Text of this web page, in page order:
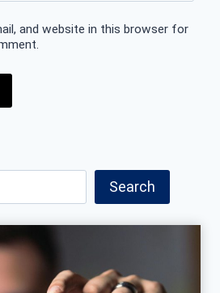
and website in this browser for
Search